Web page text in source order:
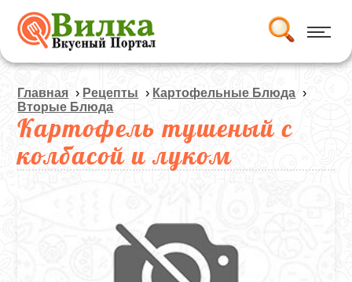
Главная › Рецепты › Картофельные Блюда ›
Вторые Блюда
Картофель тушеный с
колбасой и луком